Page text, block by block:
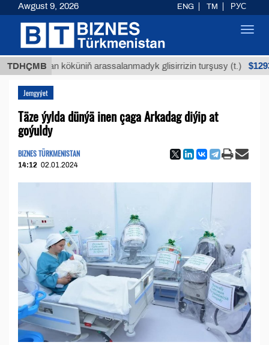
TDHÇMB
Buýan köküniň arassalanmadyk glisirrizin turşusy (t.) $12935,18
Jemgyýet
Täze ýylda dünýä inen çaga Arkadag diýip at
goýuldy
BIZNES TÜRKMENISTAN
14:12 02.01.2024
Awgust 9, 2026 ENG TM РУС